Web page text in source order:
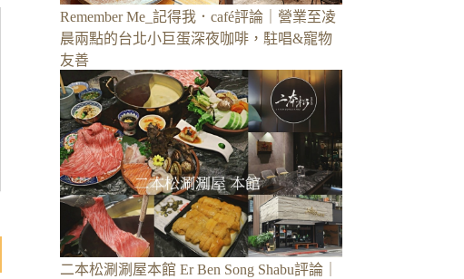
Remember Me_記得我．café評論｜營業至凌
晨兩點的台北小巨蛋深夜咖啡，駐唱&寵物
友善
二本松涮涮屋本館 Er Ben Song Shabu評論｜